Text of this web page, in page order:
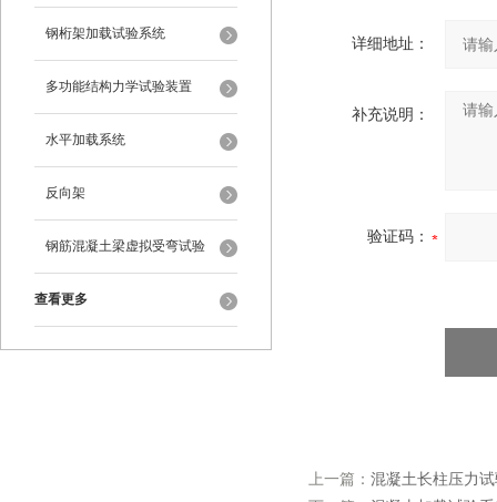
钢桁架加载试验系统
多功能结构力学试验装置
水平加载系统
反向架
钢筋混凝土梁虚拟受弯试验
查看更多
详细地址：
补充说明：
验证码：
上一篇： 混凝土长柱压力